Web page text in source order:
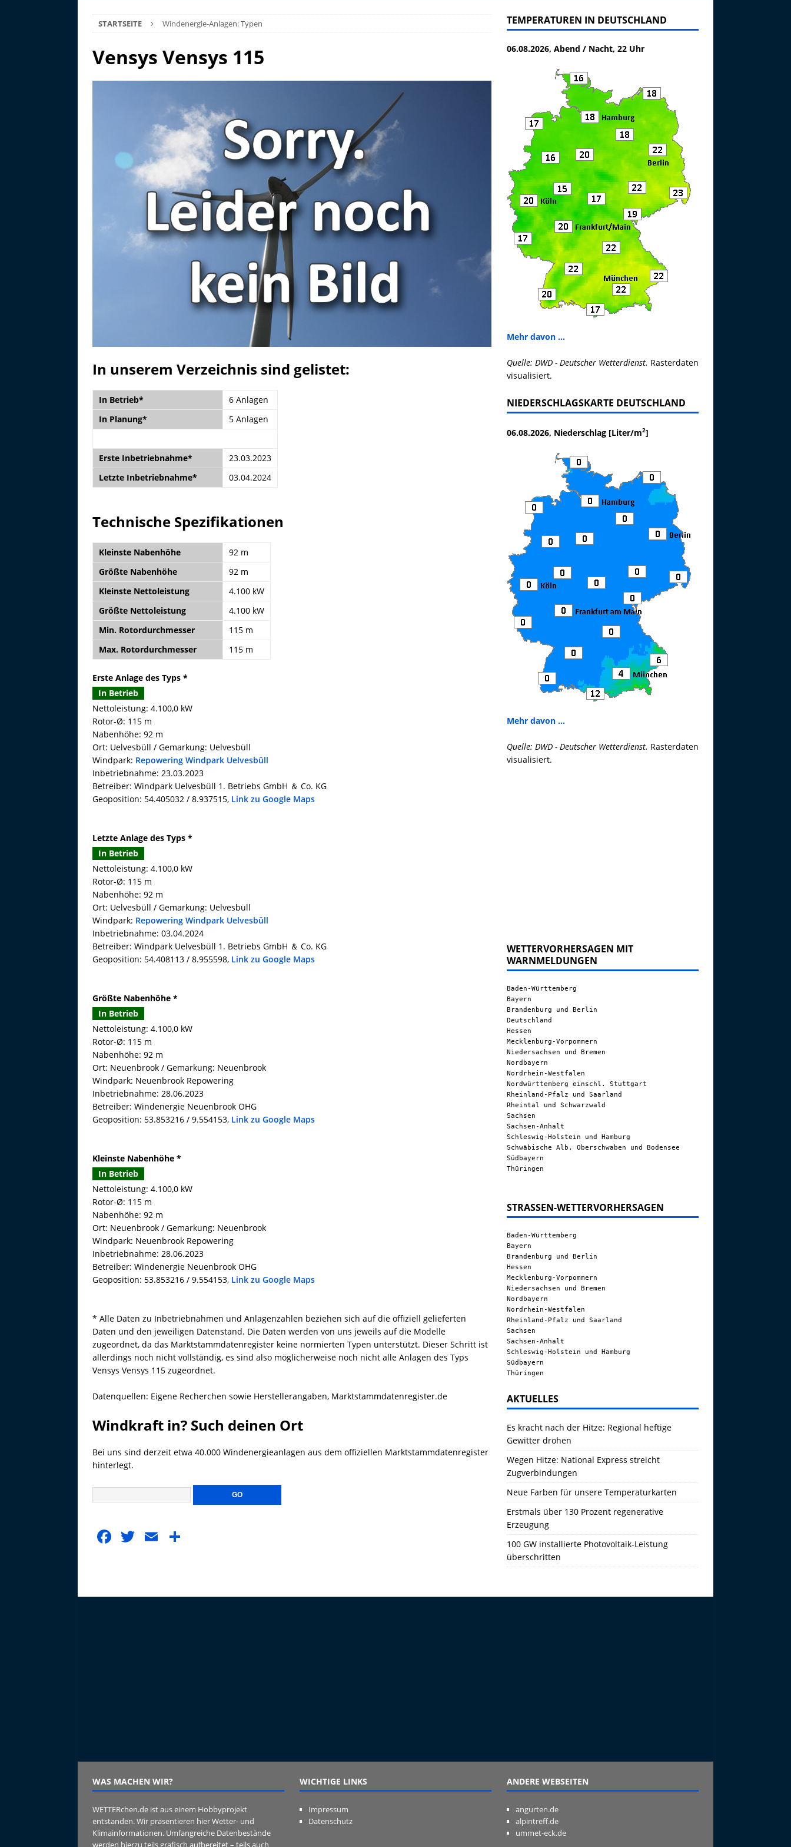
STARTSEITE Windenergie-Anlagen: Typen
Vensys Vensys 115
In unserem Verzeichnis sind gelistet:
In Betrieb*
6 Anlagen
In Planung*
5 Anlagen
Erste Inbetriebnahme*
23.03.2023
Letzte Inbetriebnahme*
03.04.2024
Technische Spezifikationen
Kleinste Nabenhöhe
92 m
Größte Nabenhöhe
92 m
Kleinste Nettoleistung
4.100 kW
Größte Nettoleistung
4.100 kW
Min. Rotordurchmesser
115 m
Max. Rotordurchmesser
115 m
Erste Anlage des Typs *
In Betrieb
Nettoleistung: 4.100,0 kW
Rotor-Ø: 115 m
Nabenhöhe: 92 m
Ort: Uelvesbüll / Gemarkung: Uelvesbüll
Windpark: Repowering Windpark Uelvesbüll
Inbetriebnahme: 23.03.2023
Betreiber: Windpark Uelvesbüll 1. Betriebs GmbH ＆ Co. KG
Geoposition: 54.405032 / 8.937515, Link zu Google Maps
Letzte Anlage des Typs *
In Betrieb
Nettoleistung: 4.100,0 kW
Rotor-Ø: 115 m
Nabenhöhe: 92 m
Ort: Uelvesbüll / Gemarkung: Uelvesbüll
Windpark: Repowering Windpark Uelvesbüll
Inbetriebnahme: 03.04.2024
Betreiber: Windpark Uelvesbüll 1. Betriebs GmbH ＆ Co. KG
Geoposition: 54.408113 / 8.955598, Link zu Google Maps
Größte Nabenhöhe *
In Betrieb
Nettoleistung: 4.100,0 kW
Rotor-Ø: 115 m
Nabenhöhe: 92 m
Ort: Neuenbrook / Gemarkung: Neuenbrook
Windpark: Neuenbrook Repowering
Inbetriebnahme: 28.06.2023
Betreiber: Windenergie Neuenbrook OHG
Geoposition: 53.853216 / 9.554153, Link zu Google Maps
Kleinste Nabenhöhe *
In Betrieb
Nettoleistung: 4.100,0 kW
Rotor-Ø: 115 m
Nabenhöhe: 92 m
Ort: Neuenbrook / Gemarkung: Neuenbrook
Windpark: Neuenbrook Repowering
Inbetriebnahme: 28.06.2023
Betreiber: Windenergie Neuenbrook OHG
Geoposition: 53.853216 / 9.554153, Link zu Google Maps
* Alle Daten zu Inbetriebnahmen und Anlagenzahlen beziehen sich auf die offiziell gelieferten
Daten und den jeweiligen Datenstand. Die Daten werden von uns jeweils auf die Modelle
zugeordnet, da das Marktstammdatenregister keine normierten Typen unterstützt. Dieser Schritt ist
allerdings noch nicht vollständig, es sind also möglicherweise noch nicht alle Anlagen des Typs
Vensys Vensys 115 zugeordnet.
Datenquellen: Eigene Recherchen sowie Herstellerangaben, Marktstammdatenregister.de
Windkraft in? Such deinen Ort
Bei uns sind derzeit etwa 40.000 Windenergieanlagen aus dem offiziellen Marktstammdatenregister
hinterlegt.
F
e
T
te
E
l n
TEMPERATUREN IN DEUTSCHLAND
06.08.2026, Abend / Nacht, 22 Uhr
Mehr davon ...
Quelle: DWD - Deutscher Wetterdienst. Rasterdaten
visualisiert.
NIEDERSCHLAGSKARTE DEUTSCHLAND
06.08.2026, Niederschlag [Liter/m2]
Mehr davon ...
Quelle: DWD - Deutscher Wetterdienst. Rasterdaten
visualisiert.
WETTERVORHERSAGEN MIT
WARNMELDUNGEN
Baden-Württemberg
Bayern
Brandenburg und Berlin
Deutschland
Hessen
Mecklenburg-Vorpommern
Niedersachsen und Bremen
Nordbayern
Nordrhein-Westfalen
Nordwürttemberg einschl. Stuttgart
Rheinland-Pfalz und Saarland
Rheintal und Schwarzwald
Sachsen
Sachsen-Anhalt
Schleswig-Holstein und Hamburg
Schwäbische Alb, Oberschwaben und Bodensee
Südbayern
Thüringen
STRASSEN-WETTERVORHERSAGEN
Baden-Württemberg
Bayern
Brandenburg und Berlin
Hessen
Mecklenburg-Vorpommern
Niedersachsen und Bremen
Nordbayern
Nordrhein-Westfalen
Rheinland-Pfalz und Saarland
Sachsen
Sachsen-Anhalt
Schleswig-Holstein und Hamburg
Südbayern
Thüringen
AKTUELLES
Es kracht nach der Hitze: Regional heftige
Gewitter drohen
Wegen Hitze: National Express streicht
Zugverbindungen
Neue Farben für unsere Temperaturkarten
Erstmals über 130 Prozent regenerative
Erzeugung
100 GW installierte Photovoltaik-Leistung
überschritten
WAS MACHEN WIR?
WETTERchen.de ist aus einem Hobbyprojekt
entstanden. Wir präsentieren hier Wetter- und
Klimainformationen. Umfangreiche Datenbestände
werden hierzu teils grafisch aufbereitet – teils auch
WICHTIGE LINKS
Impressum
Datenschutz
ANDERE WEBSEITEN
angurten.de
alpintreff.de
ummet-eck.de